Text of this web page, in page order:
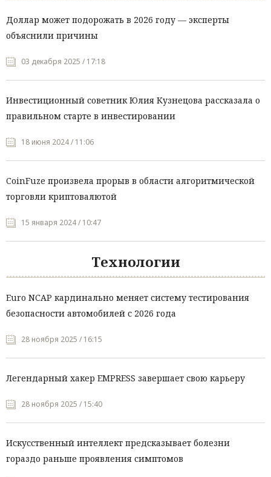
Доллар может подорожать в 2026 году — эксперты
объяснили причины
03 декабря 2025 / 17:18
Инвестиционный советник Юлия Кузнецова рассказала о
правильном старте в инвестировании
18 июня 2024 / 11:06
CoinFuze произвела прорыв в области алгоритмической
торговли криптовалютой
15 января 2024 / 10:47
Технологии
Euro NCAP кардинально меняет систему тестирования
безопасности автомобилей с 2026 года
28 ноября 2025 / 16:15
Легендарный хакер EMPRESS завершает свою карьеру
28 ноября 2025 / 15:40
Искусственный интеллект предсказывает болезни
гораздо раньше проявления симптомов